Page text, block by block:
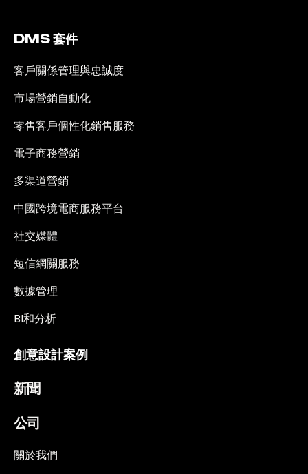
DMS 套件
客戶關係管理與忠誠度
市場營銷自動化
零售客戶個性化銷售服務
電子商務營銷
多渠道營銷
中國跨境電商服務平台
社交媒體
短信網關服務
數據管理
BI和分析
創意設計案例
新聞
公司
關於我們